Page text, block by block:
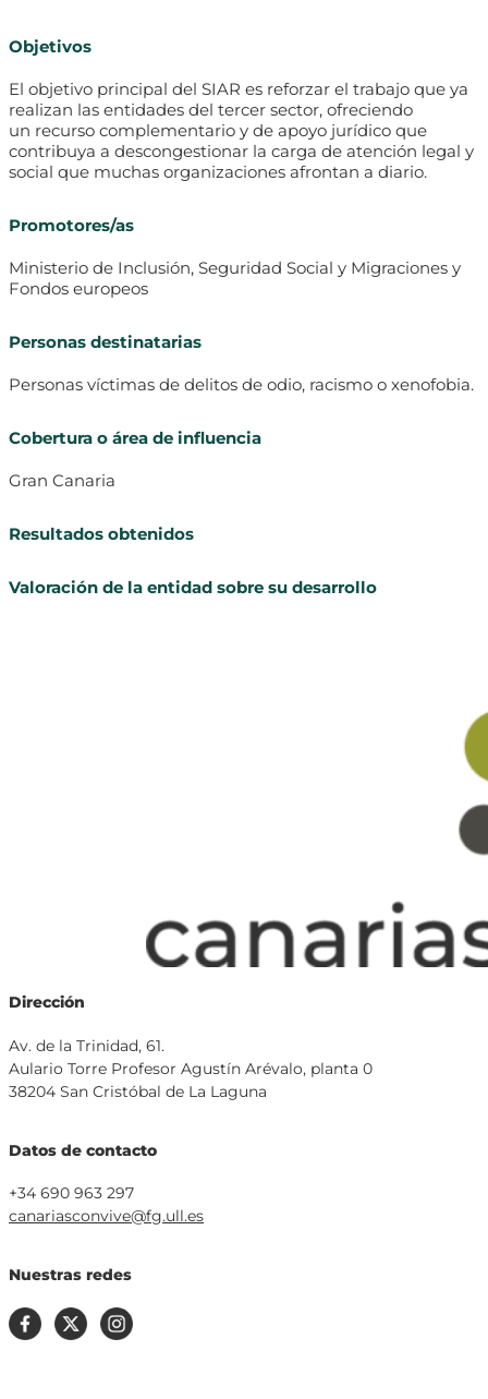
Objetivos
El objetivo principal del SIAR es reforzar el trabajo que ya
realizan las entidades del tercer sector, ofreciendo
un recurso complementario y de apoyo jurídico que
contribuya a descongestionar la carga de atención legal y
social que muchas organizaciones afrontan a diario.
Promotores/as
Ministerio de Inclusión, Seguridad Social y Migraciones y
Fondos europeos
Personas destinatarias
Personas víctimas de delitos de odio, racismo o xenofobia.
Cobertura o área de influencia
Gran Canaria
Resultados obtenidos
Valoración de la entidad sobre su desarrollo
Dirección
Av. de la Trinidad, 61.
Aulario Torre Profesor Agustín Arévalo, planta 0
38204 San Cristóbal de La Laguna
Datos de contacto
+34 690 963 297
canariasconvive@fg.ull.es
Nuestras redes